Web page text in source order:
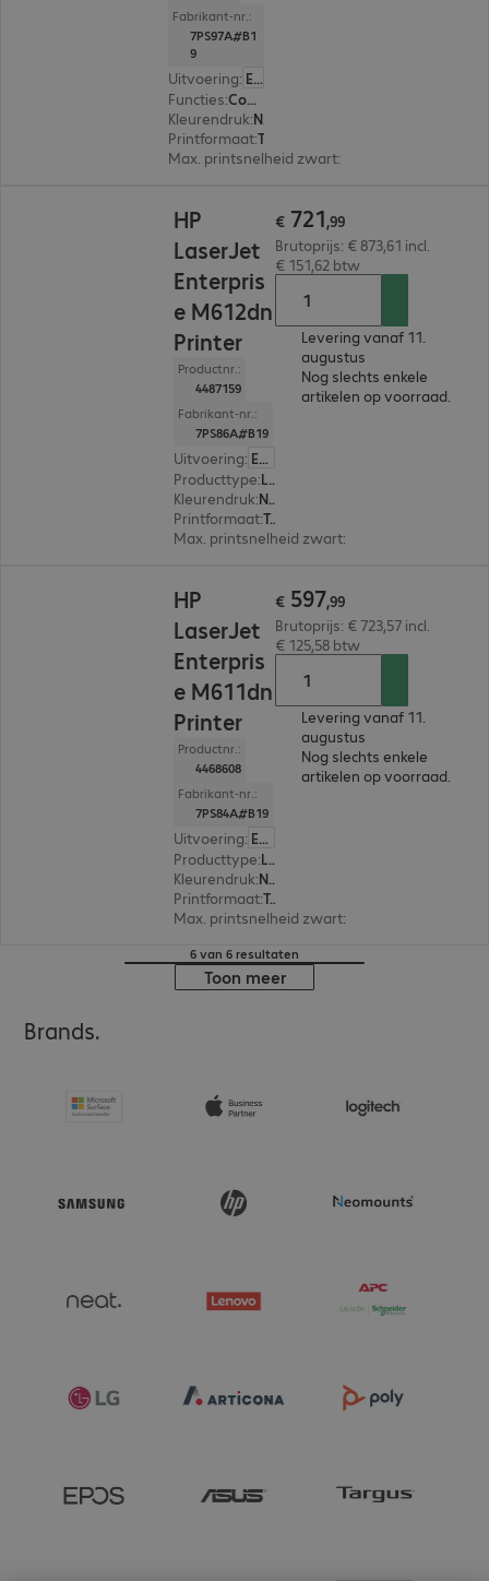
Fabrikant-nr.:
7PS97A#B1
9
Uitvoering: Europa
Functies:
Copy, Print, Scan
Kleurendruk: Nee
Printformaat: Tot max. A4
Max. printsnelheid zwart:
HP
LaserJet
Enterpris
e M612dn
Printer
Productnr.:
4487159
Fabrikant-nr.:
7PS86A#B19
Uitvoering: Europa
Producttype: Laser printer
Kleurendruk: Nee
Printformaat: Tot max. A4
Max. printsnelheid zwart:
€ 721,99
Brutoprijs: € 873,61 incl.
€ 151,62 btw
Levering vanaf 11.
augustus
Nog slechts enkele
artikelen op voorraad.
HP
LaserJet
Enterpris
e M611dn
Printer
Productnr.:
4468608
Fabrikant-nr.:
7PS84A#B19
Uitvoering: Europa
Producttype: Laser printer
Kleurendruk: Nee
Printformaat: Tot max. A4
Max. printsnelheid zwart:
€ 597,99
Brutoprijs: € 723,57 incl.
€ 125,58 btw
Levering vanaf 11.
augustus
Nog slechts enkele
artikelen op voorraad.
6 van 6 resultaten
Toon meer
Brands.